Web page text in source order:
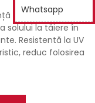
la tracțiune până
solului la tăiere în
Resistentă la UV
reduc folosirea
Whatsapp